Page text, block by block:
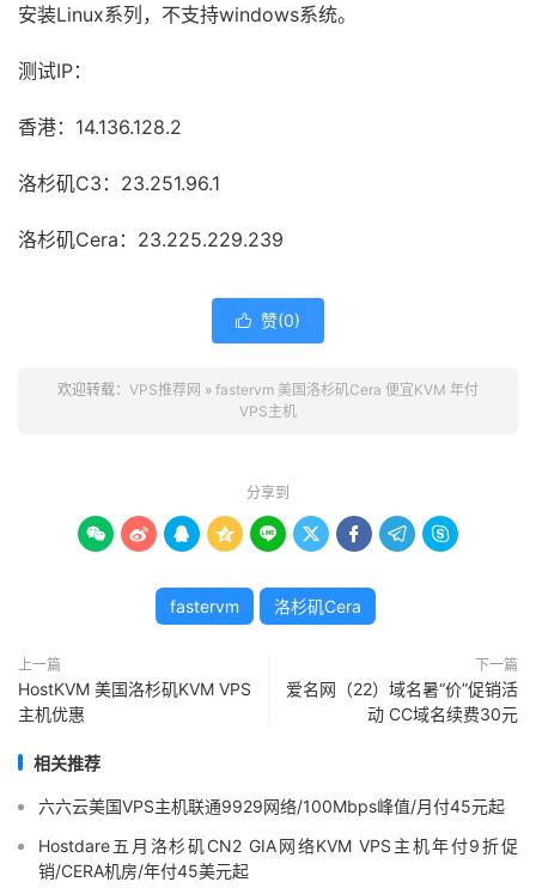
安装Linux系列，不支持windows系统。
测试IP：
香港：14.136.128.2
洛杉矶C3：23.251.96.1
洛杉矶Cera：23.225.229.239
 赞(0)
欢迎转载： VPS推荐网 » fastervm 美国洛杉矶Cera 便宜KVM 年付
VPS主机
分享到
        
fastervm 洛杉矶Cera
上一篇
HostKVM 美国洛杉矶KVM VPS
主机优惠
下一篇
爱名网（22）域名暑“价”促销活
动 CC域名续费30元
相关推荐
六六云美国VPS主机联通9929网络/100Mbps峰值/月付45元起
Hostdare五月洛杉矶CN2 GIA网络KVM VPS主机年付9折促
销/CERA机房/年付45美元起